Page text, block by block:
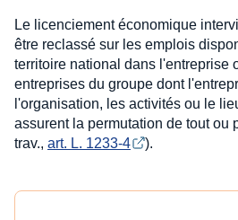
Le licenciement économique
être reclassé sur les emplois
territoire national dans l'entreprise
entreprises du groupe dont
l'organisation, les activités ou le
assurent la permutation de tout ou
trav., art. L. 1233-4 ).